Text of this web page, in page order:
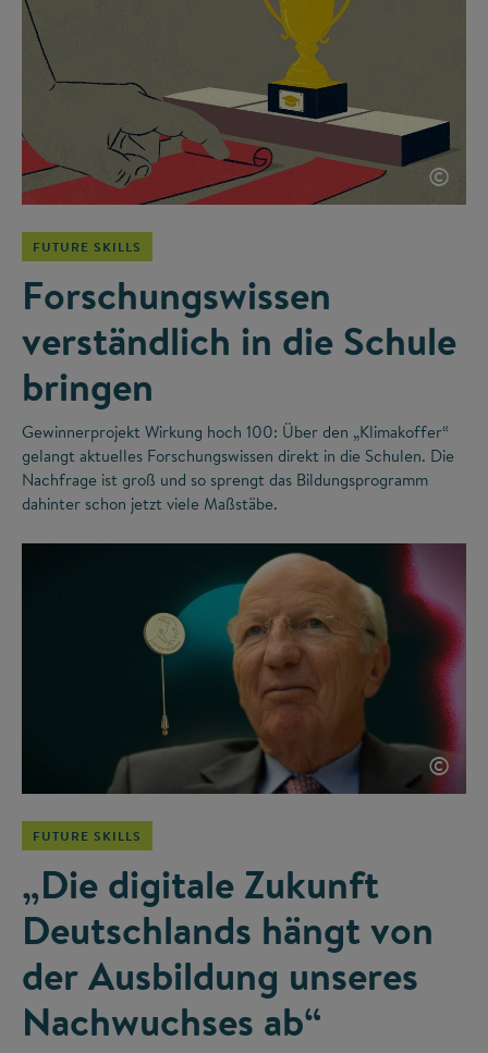
©
FUTURE SKILLS
Forschungswissen
verständlich in die Schule
bringen
Gewinnerprojekt Wirkung hoch 100: Über den „Klimakoffer“
gelangt aktuelles Forschungswissen direkt in die Schulen. Die
Nachfrage ist groß und so sprengt das Bildungsprogramm
dahinter schon jetzt viele Maßstäbe.
©
FUTURE SKILLS
„Die digitale Zukunft
Deutschlands hängt von
der Ausbildung unseres
Nachwuchses ab“